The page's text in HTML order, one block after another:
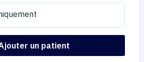
un patient